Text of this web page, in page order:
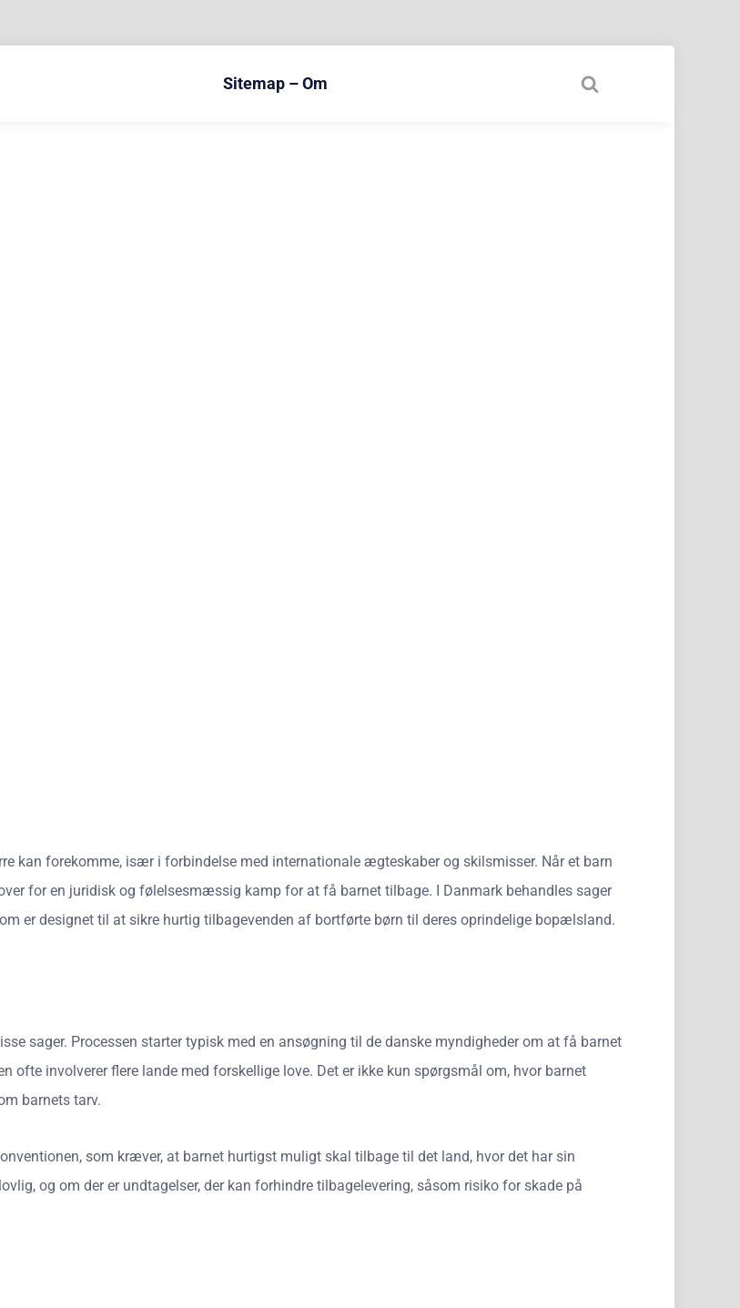
Sitemap – Om
kan forekomme, især i forbindelse med internationale ægteskaber og skilsmisser. Når et barn
for en juridisk og følelsesmæssig kamp for at få barnet tilbage. I Danmark behandles sager
er designet til at sikre hurtig tilbagevenden af bortførte børn til deres oprindelige bopælsland.
sager. Processen starter typisk med en ansøgning til de danske myndigheder om at få barnet
ofte involverer flere lande med forskellige love. Det er ikke kun spørgsmål om, hvor barnet
barnets tarv.
som kræver, at barnet hurtigst muligt skal tilbage til det land, hvor det har sin
og om der er undtagelser, der kan forhindre tilbagelevering, såsom risiko for skade på